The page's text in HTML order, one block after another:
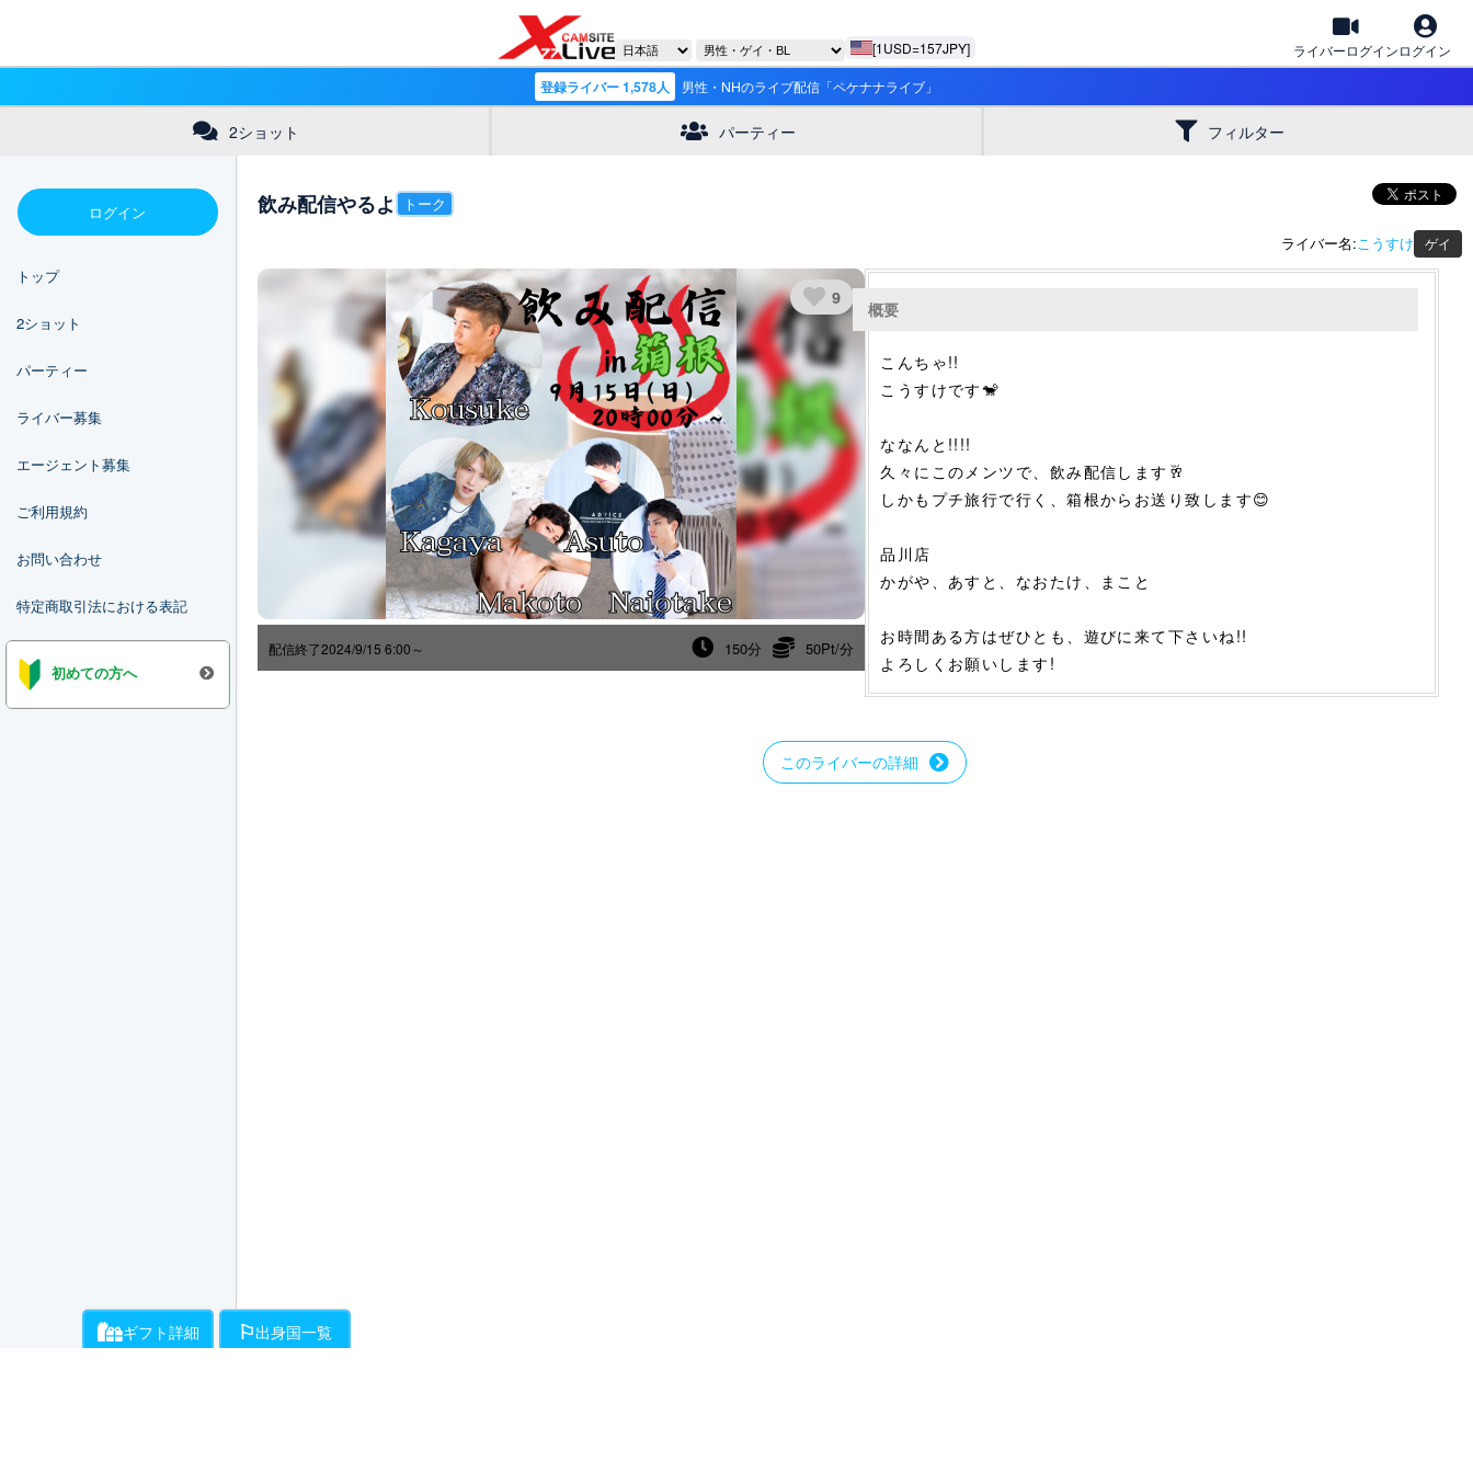
[1USD=157JPY] ライバーログインログイン
登録ライバー 1,578人 男性・NHのライブ配信「ペケナナライブ」
2ショット パーティー フィルター
ログイン
トップ
2ショット
パーティー
ライバー募集
エージェント募集
ご利用規約
お問い合わせ
特定商取引法における表記
初めての方へ
飲み配信やるよ
トーク
ライバー名:こうすけ ゲイ
9
配信終了2024/9/15 6:00～ 150分 50Pt/分
概要
こんちゃ!!
こうすけです🐒
ななんと!!!!
久々にこのメンツで、飲み配信します🥂
しかもプチ旅行で行く、箱根からお送り致します😊
品川店
かがや、あすと、なおたけ、まこと
お時間ある方はぜひとも、遊びに来て下さいね!!
よろしくお願いします!
このライバーの詳細
ギフト詳細 出身国一覧